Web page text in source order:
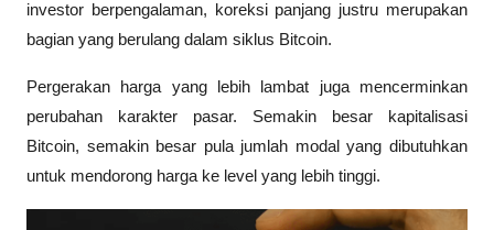
investor berpengalaman, koreksi panjang justru merupakan
bagian yang berulang dalam siklus Bitcoin.
Pergerakan harga yang lebih lambat juga mencerminkan
perubahan karakter pasar. Semakin besar kapitalisasi
Bitcoin, semakin besar pula jumlah modal yang dibutuhkan
untuk mendorong harga ke level yang lebih tinggi.